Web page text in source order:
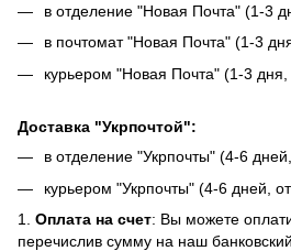
в отделение "Новая Почта" (1-3
в почтомат "Новая Почта" (1-3
курьером "Новая Почта" (1-3 дня,
Доставка "Укрпочтой":
в отделение "Укрпочты" (4-6
курьером "Укрпочты" (4-6 дней, от
1. Оплата на счет: Вы можете
перечислив сумму на наш банковский